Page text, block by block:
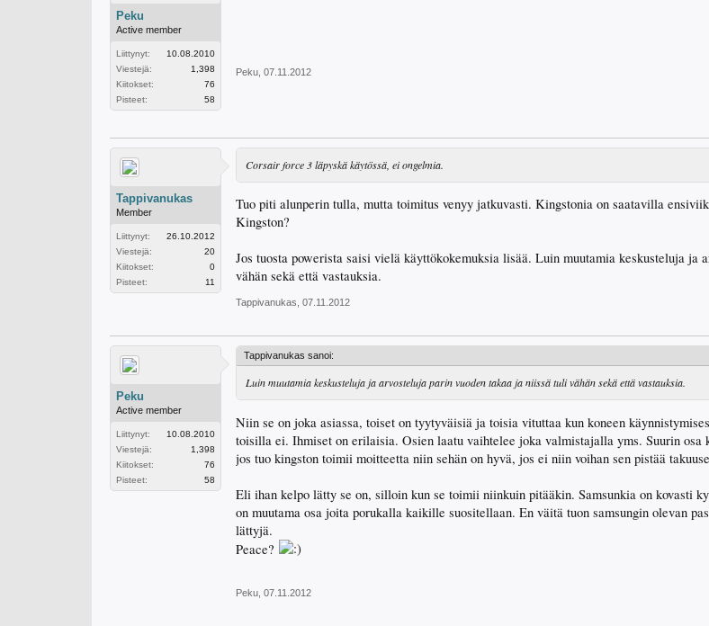
Peku
Active member
Liittynyt:
10.08.2010
Viestejä:
1,398
Kiitokset:
76
Pisteet:
58
Peku 07.11.2012
Tappivanukas
Member
Liittynyt:
26.10.2012
Viestejä:
20
Kiitokset:
0
Pisteet:
11
Corsair force 3 läpyskä käytössä, ei ongelmia.
Tuo piti alunperin tulla, mutta toimitus venyy jatkuvasti. Kingstonia on saatavilla
Kingston?
Jos tuosta powerista saisi vielä käyttökokemuksia lisää. Luin muutamia keskusteluja ja
vähän sekä että vastauksia.
Tappivanukas 07.11.2012
Peku
Active member
Liittynyt:
10.08.2010
Viestejä:
1,398
Kiitokset:
76
Pisteet:
58
Tappivanukas sanoi:
Luin muutamia keskusteluja ja arvosteluja parin vuoden takaa ja niissä tuli vähän sekä että vastauksia.
Niin se on joka asiassa, toiset on tyytyväisiä ja toisia vituttaa kun koneen
toisilla ei. Ihmiset on erilaisia. Osien laatu vaihtelee joka valmistajalla yms. Suurin osa
jos tuo kingston toimii moitteetta niin sehän on hyvä, jos ei niin voihan sen pistää
Eli ihan kelpo lätty se on, silloin kun se toimii niinkuin pitääkin. Samsunkia on kovasti
on muutama osa joita porukalla kaikille suositellaan. En väitä tuon samsungin olevan
lättyjä.
Peace?
Peku 07.11.2012